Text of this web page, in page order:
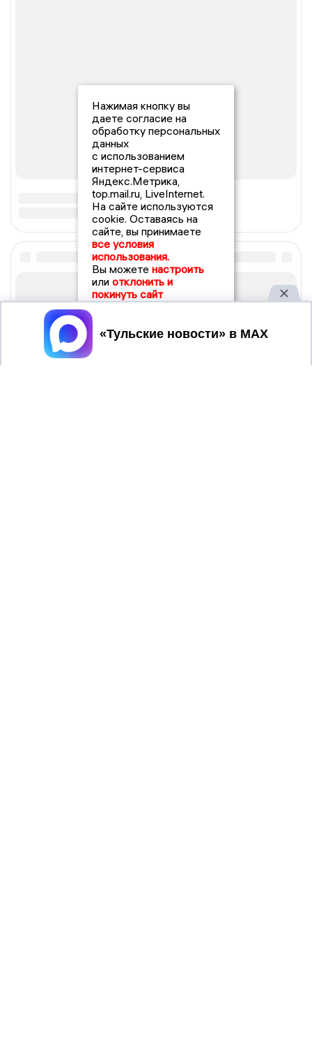
Нажимая кнопку вы
даете согласие на
обработку персональных
данных
с использованием
интернет-сервиса
Яндекс.Метрика,
top.mail.ru, LiveInternet.
На сайте используются
cookie. Оставаясь на
сайте, вы принимаете
все условия
использования.
Вы можете настроить
или отклонить и
покинуть сайт
Принять